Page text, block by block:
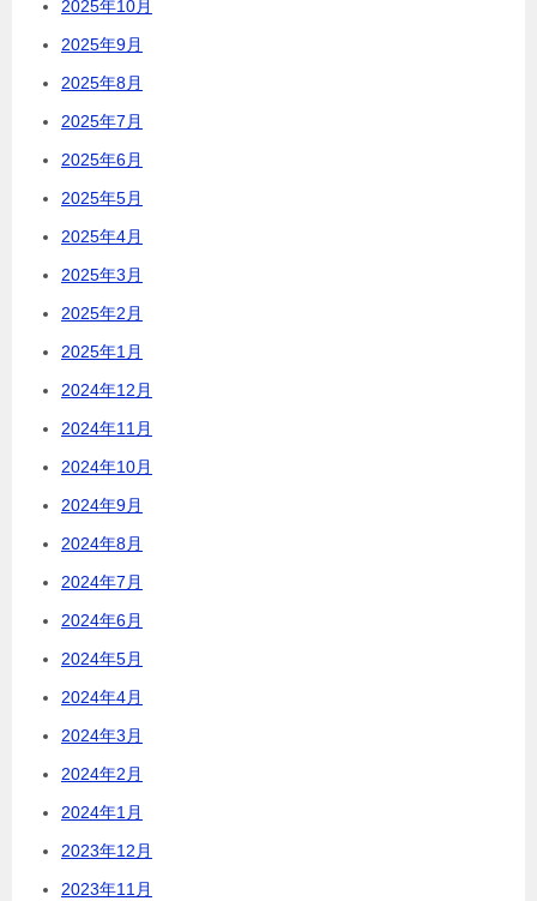
2025年10月
2025年9月
2025年8月
2025年7月
2025年6月
2025年5月
2025年4月
2025年3月
2025年2月
2025年1月
2024年12月
2024年11月
2024年10月
2024年9月
2024年8月
2024年7月
2024年6月
2024年5月
2024年4月
2024年3月
2024年2月
2024年1月
2023年12月
2023年11月